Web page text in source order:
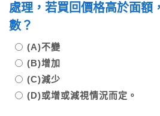
處理，若買回價格高於面額
數？
(A)不變
(B)增加
(C)減少
(D)或增或減視情況而定。